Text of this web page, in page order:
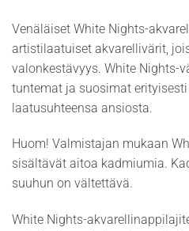
Venäläiset White Nights-
artistilaatuiset akvarellivärit,
valonkestävyys. White Nights-
tuntemat ja suosimat
laatusuhteensa ansiosta.
Huom! Valmistajan mukaan
sisältävät aitoa kadmiumia.
suuhun on vältettävä.
White Nights-